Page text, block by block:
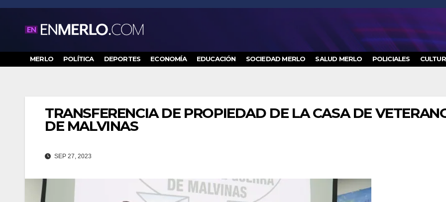
Saltar
contenido
MERLO POLÍTICA DEPORTES ECONOMÍA EDUCACIÓN SOCIEDAD MERLO SALUD MERLO POLICIALES
TRANSFERENCIA DE PROPIEDAD DE LA CASA DE
DE MALVINAS
SEP 27, 2023